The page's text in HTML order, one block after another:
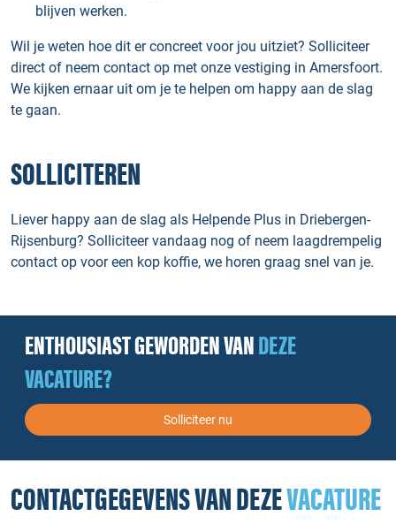
blijven werken.
Wil je weten hoe dit er concreet voor jou uitziet? Solliciteer
direct of neem contact op met onze vestiging in Amersfoort.
We kijken ernaar uit om je te helpen om happy aan de slag
te gaan.
SOLLICITEREN
Liever happy aan de slag als Helpende Plus in Driebergen-
Rijsenburg? Solliciteer vandaag nog of neem laagdrempelig
contact op voor een kop koffie, we horen graag snel van je.
ENTHOUSIAST GEWORDEN VANDEZE
VACATURE?
Solliciteer nu
CONTACTGEGEVENS VAN DEZEVACATURE